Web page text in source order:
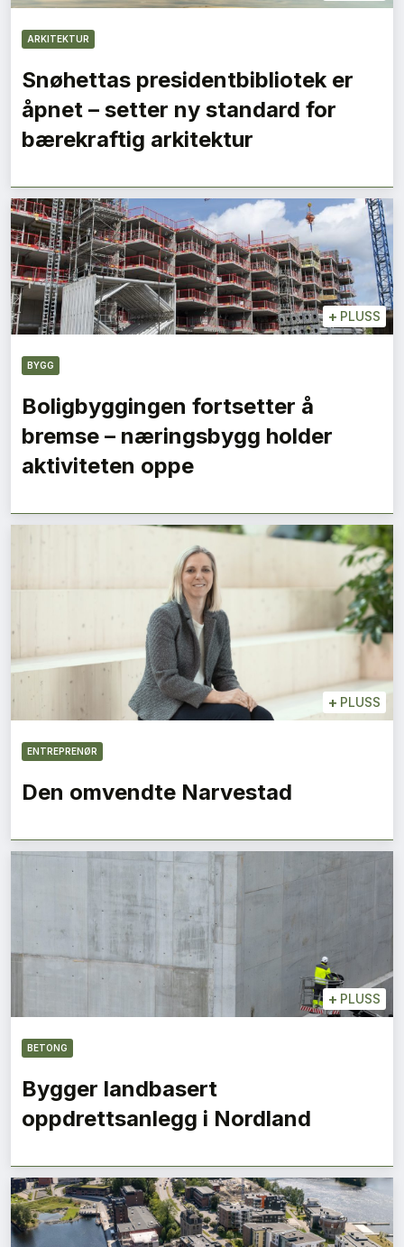
ARKITEKTUR
Snøhettas presidentbibliotek er
åpnet – setter ny standard for
bærekraftig arkitektur
+ PLUSS
BYGG
Boligbyggingen fortsetter å
bremse – næringsbygg holder
aktiviteten oppe
+ PLUSS
ENTREPRENØR
Den omvendte Narvestad
+ PLUSS
BETONG
Bygger landbasert
oppdrettsanlegg i Nordland